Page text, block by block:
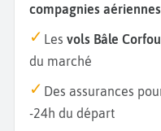
compagnies aériennes
Les vols Bâle Corfou
du marché
Des assurances
-24h du départ